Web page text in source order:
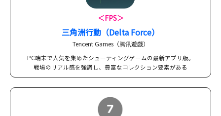
＜FPS＞
三角洲行動（Delta Force）
Tencent Games（腾讯遊戯）
PC端末で人気を集めたシューティングゲームの最新アプリ版。
戦場のリアル感を強調し、豊富なコレクション要素がある